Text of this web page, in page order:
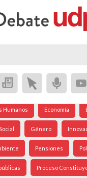
Crisis Social
Humanos Economía
Género
Pensiones
Proceso